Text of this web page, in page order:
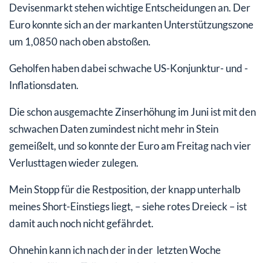
Devisenmarkt stehen wichtige Entscheidungen an. Der
Euro konnte sich an der markanten Unterstützungszone
um 1,0850 nach oben abstoßen.
Geholfen haben dabei schwache US-Konjunktur- und -
Inflationsdaten.
Die schon ausgemachte Zinserhöhung im Juni ist mit den
schwachen Daten zumindest nicht mehr in Stein
gemeißelt, und so konnte der Euro am Freitag nach vier
Verlusttagen wieder zulegen.
Mein Stopp für die Restposition, der knapp unterhalb
meines Short-Einstiegs liegt, – siehe rotes Dreieck – ist
damit auch noch nicht gefährdet.
Ohnehin kann ich nach der in der letzten Woche